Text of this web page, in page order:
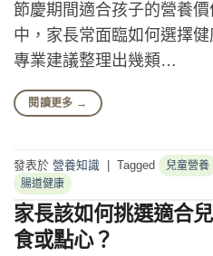
節慶期間適合孩子的營養
中，家長常面臨如何選擇
專業建議整理出幾類…
閱讀更多 →
發表於 營養知識 | Tagged 兒童營養
腸道健康
家長該如何挑選適合
食或點心？